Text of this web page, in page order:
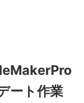
ート作業